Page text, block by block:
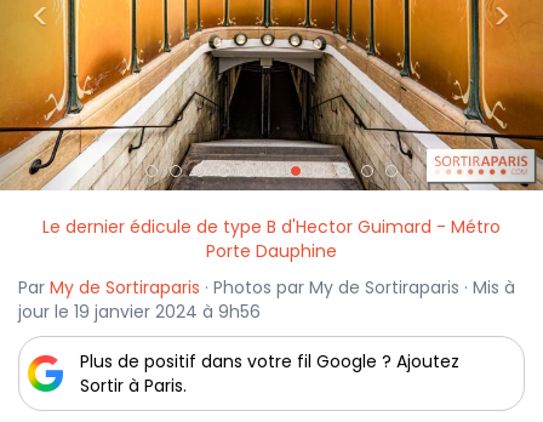
< >
Le dernier édicule de type B d'Hector Guimard - Métro
Porte Dauphine
Par My de Sortiraparis · Photos par My de Sortiraparis · Mis à
jour le 19 janvier 2024 à 9h56
Plus de positif dans votre fil Google ? Ajoutez
Sortir à Paris.